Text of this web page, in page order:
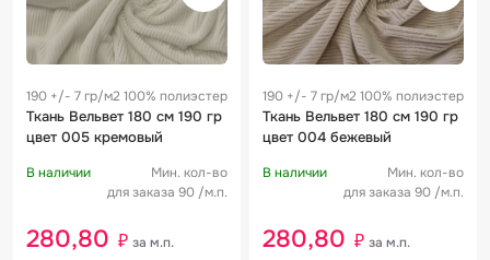
190 +/- 7 гр/м2 100% полиэстер
Ткань Вельвет 180 см 190 гр
цвет 005 кремовый
В наличии
Мин. кол-во
для заказа 90 /м.п.
280,80 ₽ за м.п.
190 +/- 7 гр/м2 100% полиэстер
Ткань Вельвет 180 см 190 гр
цвет 004 бежевый
В наличии
Мин. кол-во
для заказа 90 /м.п.
280,80 ₽ за м.п.